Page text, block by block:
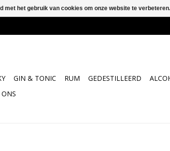
GIN & TONIC RUM GEDESTILLEERD
ONS
met het gebruik van cookies om onze website te verbeteren.